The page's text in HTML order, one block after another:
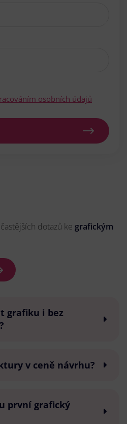
osobních údajů
dotazů ke grafickým
grafiku i bez
v ceně návrhu?
první grafický